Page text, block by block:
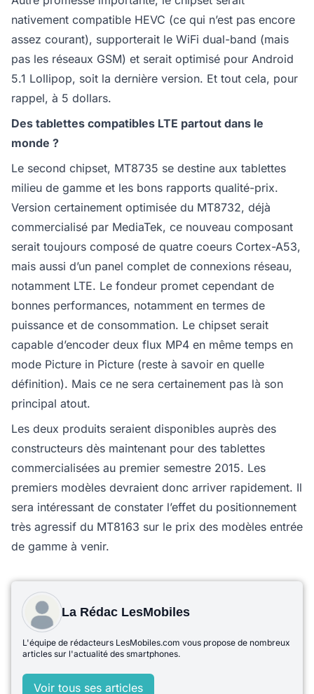
nativement compatible HEVC (ce qui n’est pas encore
assez courant), supporterait le WiFi dual-band (mais
pas les réseaux GSM) et serait optimisé pour Android
5.1 Lollipop, soit la dernière version. Et tout cela, pour
rappel, à 5 dollars.
Des tablettes compatibles LTE partout dans le
monde ?
Le second chipset, MT8735 se destine aux tablettes
milieu de gamme et les bons rapports qualité-prix.
Version certainement optimisée du MT8732, déjà
commercialisé par MediaTek, ce nouveau composant
serait toujours composé de quatre coeurs Cortex-A53,
mais aussi d’un panel complet de connexions réseau,
notamment LTE. Le fondeur promet cependant de
bonnes performances, notamment en termes de
puissance et de consommation. Le chipset serait
capable d’encoder deux flux MP4 en même temps en
mode Picture in Picture (reste à savoir en quelle
définition). Mais ce ne sera certainement pas là son
principal atout.
Les deux produits seraient disponibles auprès des
constructeurs dès maintenant pour des tablettes
commercialisées au premier semestre 2015. Les
premiers modèles devraient donc arriver rapidement. Il
sera intéressant de constater l’effet du positionnement
très agressif du MT8163 sur le prix des modèles entrée
de gamme à venir.
La Rédac LesMobiles
L'équipe de rédacteurs LesMobiles.com vous propose de nombreux
articles sur l'actualité des smartphones.
Voir tous ses articles